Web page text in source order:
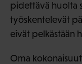
pidettävä huolta
työskentelevät
eivät pelkästään
Oma